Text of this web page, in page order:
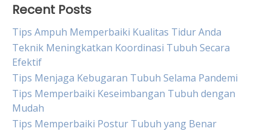
Recent Posts
Tips Ampuh Memperbaiki Kualitas Tidur Anda
Teknik Meningkatkan Koordinasi Tubuh Secara
Efektif
Tips Menjaga Kebugaran Tubuh Selama Pandemi
Tips Memperbaiki Keseimbangan Tubuh dengan
Mudah
Tips Memperbaiki Postur Tubuh yang Benar